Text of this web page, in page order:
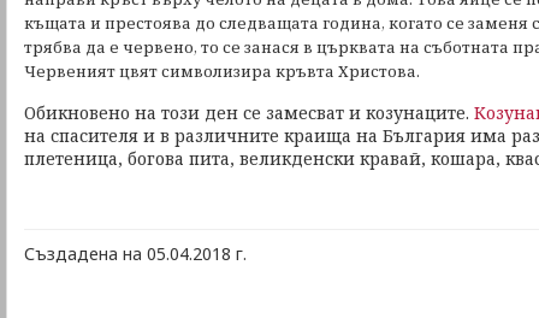
къщата и престоява до следващата година, когато се заменя
трябва да е червено, то се занася в църквата на съботната
Червеният цвят символизира кръвта Христова.
Обикновено на този ден се замесват и козунаците.
на спасителя и в различните краища на България има
плетеница, богова пита, великденски кравай, кошара,
Създадена на 05.04.2018 г.